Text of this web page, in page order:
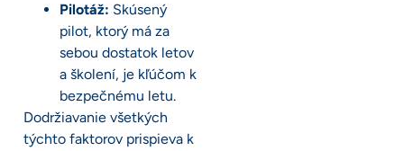
Pilotáž: Skúsený
pilot, ktorý má za
sebou dostatok letov
a školení, je kľúčom k
bezpečnému letu.
Dodržiavanie všetkých
týchto faktorov prispieva k